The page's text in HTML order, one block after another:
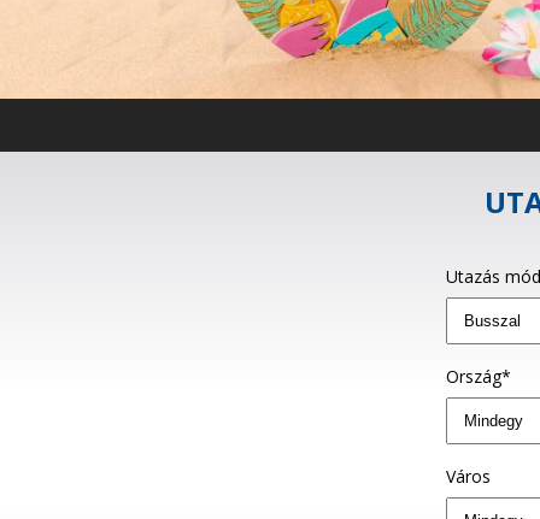
Utazás
Ország*
Város